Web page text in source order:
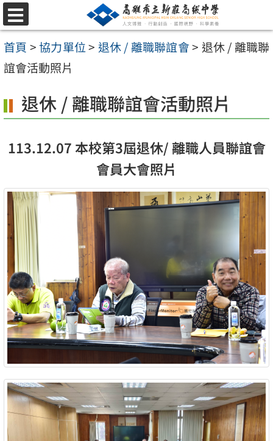
跳
至
主
要
容
選
單
首頁 >協力單位> 退休 / 離職聯誼會> 退休 / 離職聯
誼會活動照片
退休 / 離職聯誼會活動照片
113.12.07 本校第3屆退休/ 離職人員聯誼會
會員大會照片